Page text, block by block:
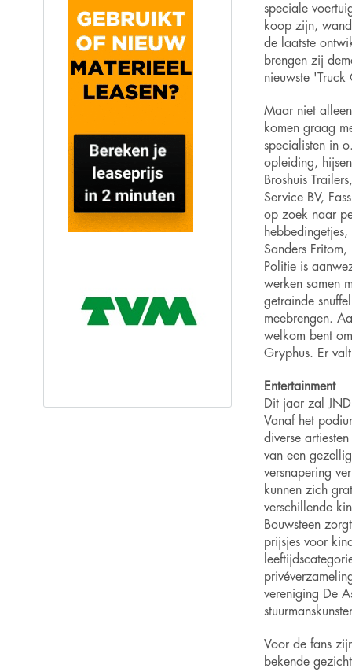
speciale
koop zijn,
de laatste
brengen zij
nieuwste 'Truck
Maar niet
komen graag
specialisten in
opleiding,
Broshuis
Service BV,
op zoek naar
Sanders
Politie is
werken samen
getrainde
meebrengen.
welkom bent
Gryphus. Er
Entertainment
Dit jaar zal
Vanaf het
diverse
van een
versnapering
kunnen zich
verschillende
Bouwsteen
prijsjes voor
vereniging De
Voor de fans
bekende